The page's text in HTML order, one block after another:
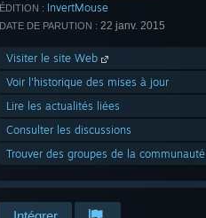
ÉDITION : InvertMouse
DATE DE PARUTION : 22 janv. 2015
Visiter le site Web
Voir l'historique des mises à jour
Lire les actualités liées
Consulter les discussions
Trouver des groupes de la communauté